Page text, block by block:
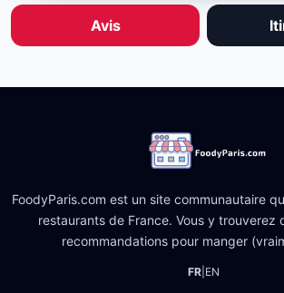
Avis
FoodyParis.com est un site communautaire
restaurants de France. Vous y trouverez
recommandations pour manger
FR| EN